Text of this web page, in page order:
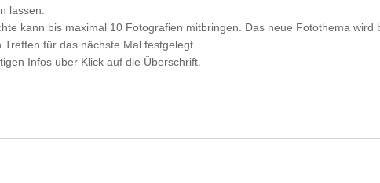
lassen.
kann bis maximal 10 Fotografien mitbringen. Das neue Fotothema wird
Treffen für das nächste Mal festgelegt.
Infos über Klick auf die Überschrift.